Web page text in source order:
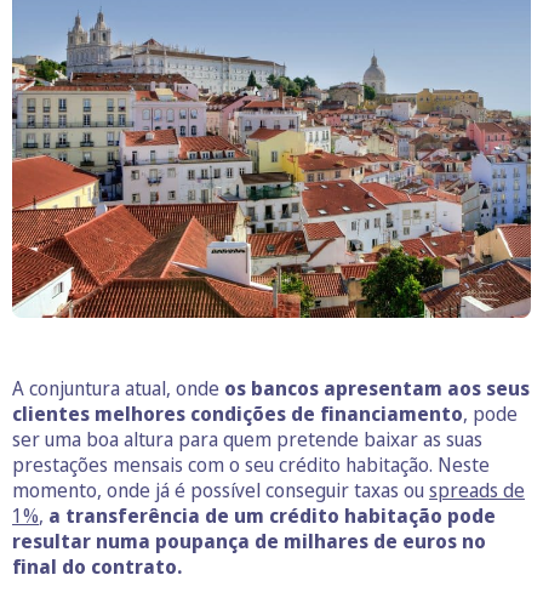
A conjuntura atual, onde os bancos apresentam aos seus
clientes melhores condições de financiamento, pode
ser uma boa altura para quem pretende baixar as suas
prestações mensais com o seu crédito habitação. Neste
momento, onde já é possível conseguir taxas ou spreads de
1%, a transferência de um crédito habitação pode
resultar numa poupança de milhares de euros no
final do contrato.